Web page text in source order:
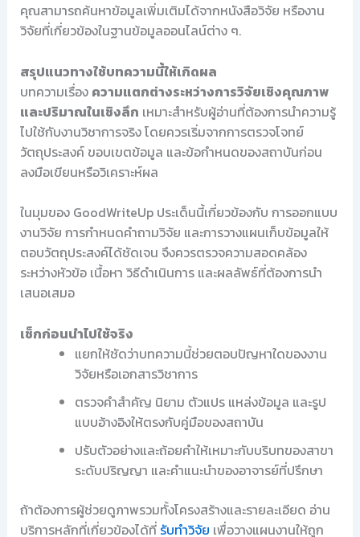
คุณสามารถค้นหาข้อมูลเพิ่มเติมได้จากหนังสือวิจัย หรืองาน
วิจัยที่เกี่ยวข้องในฐานข้อมูลออนไลน์ต่าง ๆ.
สรุปแนวทางใช้บทความนี้ให้เกิดผล
บทความเรื่อง ความแตกต่างระหว่างการวิจัยเชิงคุณภาพ
และปริมาณในเชิงลึก เหมาะสำหรับผู้อ่านที่ต้องการนำความรู้
ไปใช้กับงานวิชาการจริง โดยควรเริ่มจากการตรวจโจทย์
วัตถุประสงค์ ขอบเขตข้อมูล และข้อกำหนดของสถาบันก่อน
ลงมือเขียนหรือวิเคราะห์ผล
ในมุมของ GoodWriteUp ประเด็นนี้เกี่ยวข้องกับ การออกแบบ
งานวิจัย การกำหนดคำถามวิจัย และการวางแผนเก็บข้อมูลให้
ตอบวัตถุประสงค์ได้ชัดเจน จึงควรตรวจความสอดคล้อง
ระหว่างหัวข้อ เนื้อหา วิธีดำเนินการ และผลลัพธ์ที่ต้องการนำ
เสนอเสมอ
เช็กก่อนนำไปใช้จริง
แยกให้ชัดว่าบทความนี้ช่วยตอบปัญหาใดของงาน
วิจัยหรือเอกสารวิชาการ
ตรวจคำสำคัญ นิยาม ตัวแปร แหล่งข้อมูล และรูป
แบบอ้างอิงให้ตรงกับคู่มือของสถาบัน
ปรับตัวอย่างและถ้อยคำให้เหมาะกับบริบทของสาขา
ระดับปริญญา และคำแนะนำของอาจารย์ที่ปรึกษา
ถ้าต้องการผู้ช่วยดูภาพรวมทั้งโครงสร้างและรายละเอียด อ่าน
บริการหลักที่เกี่ยวข้องได้ที่ รับทำวิจัย เพื่อวางแผนงานให้ถูก